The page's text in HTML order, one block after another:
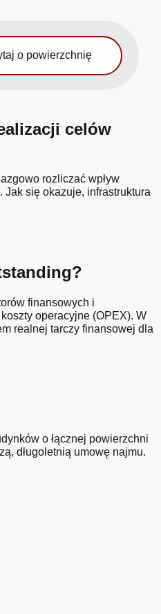
o powierzchnię
celów
rozliczać wpływ
się okazuje, infrastruktura
finansowych i
operacyjne (OPEX). W
realnej tarczy finansowej dla
o łącznej powierzchni
długoletnią umowę najmu.